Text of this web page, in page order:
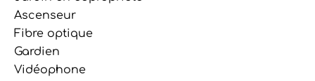
Ascenseur
Fibre optique
Gardien
Vidéophone